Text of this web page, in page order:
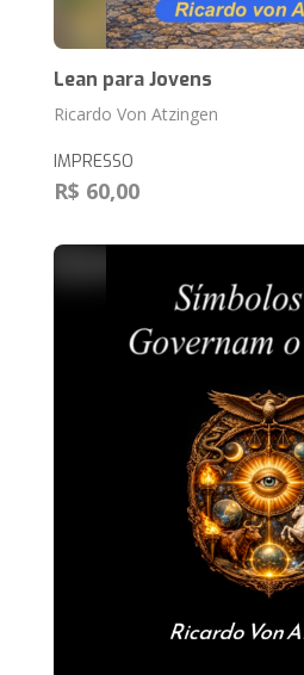
Lean para Jovens
Ricardo Von Atzingen
IMPRESSO
R$ 60,00